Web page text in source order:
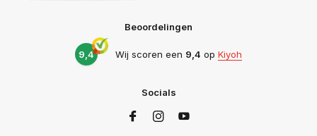
Beoordelingen
9,4 Wij scoren een 9,4 op Kiyoh
Socials